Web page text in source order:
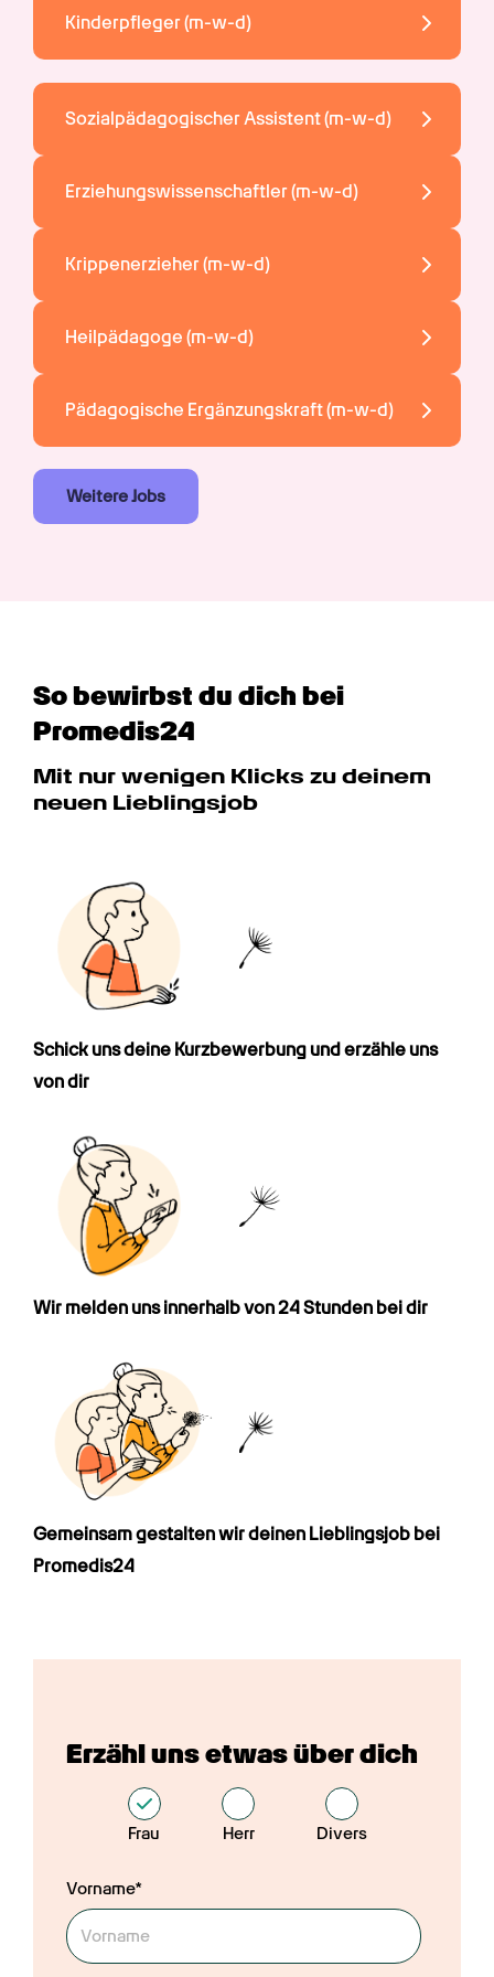
Kinderpfleger (m-w-d)
Sozialpädagogischer Assistent (m-w-d)
Erziehungswissenschaftler (m-w-d)
Krippenerzieher (m-w-d)
Heilpädagoge (m-w-d)
Pädagogische Ergänzungskraft (m-w-d)
Weitere Jobs
So bewirbst du dich bei
Promedis24
Mit nur wenigen Klicks zu deinem
neuen Lieblingsjob
Schick uns deine Kurz­bewerbung und erzähle uns
von dir
Wir melden uns innerhalb von 24 Stunden bei dir
Gemeinsam gestalten wir deinen Lieblings­job bei
Promedis24
Erzähl uns etwas über dich
Frau Herr Divers
Vorname*